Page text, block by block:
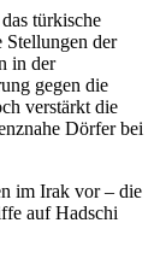
türkische
der
in der
gegen die
verstärkt die
Dörfer bei
im Irak vor – die
auf Hadschi